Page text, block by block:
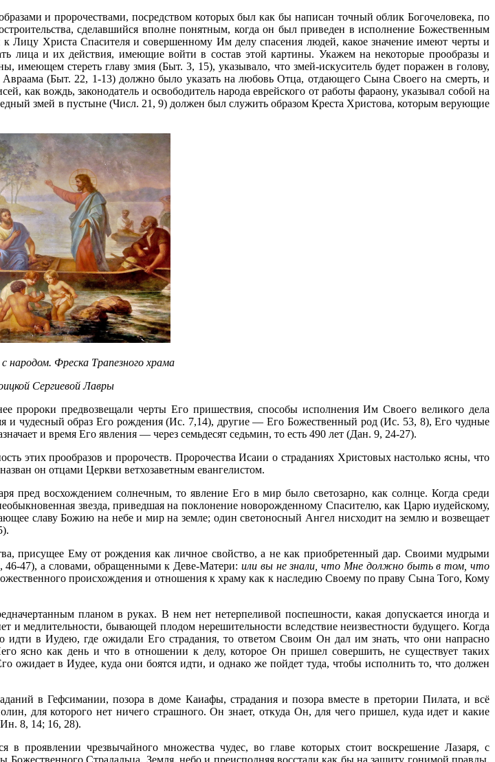
и пророчествами, посредством которых был как бы написан точный облик Богочеловека, по
сделавшийся вполне понятным, когда он был при­веден в исполнение Божественным
Лицу Христа Спасителя и совершенному Им делу спасения людей, какое значение имеют черты и
лица и их действия, имею­щие войти в состав этой картины. Укажем на некоторые прообразы и
имеющем стереть главу змия (Быт. 3, 15), ука­зывало, что змей-искуситель будет поражен в голову,
(Быт. 22, 1-13) должно было указать на любовь Отца, отдающего Сына Своего на смерть, и
вождь, законодатель и освободитель народа еврейского от работы фараону, указывал собой на
змей в пустыне (Числ. 21, 9) должен был служить образом Креста Христова, которым верующие
народом. Фреска Трапезного храма
Сергиевой Лавры
пророки предвозвещали черты Его пришествия, способы исполнения Им Своего великого дела
и чудес­ный образ Его рождения (Ис. 7,14), другие — Его Божественный род (Ис. 53, 8), Его чудные
и время Его явле­ния — через семьдесят седьмин, то есть 490 лет (Дан. 9, 24-27).
этих прообразов и пророчеств. Пророчества Исаии о страданиях Христовых настолько ясны, что
он отцами Церкви ветхозаветным евангелистом.
пред восхождением солнечным, то явление Его в мир было светозарно, как солнце. Когда среди
звезда, приведшая на поклонение новорожденному Спасителю, как Царю иудейскому,
славу Божию на небе и мир на земле; один светоносный Ангел нисходит на землю и возвещает
присущее Ему от рождения как личное свойство, а не как приобретенный дар. Своими мудрыми
47), а словами, обращенными к Деве-Матери: или вы не знали, что Мне должно быть в том, что
происхождения и отношения к храму как к наследию Своему по праву Сына Того, Кому
планом в руках. В нем нет нетер­пеливой поспешности, какая допускается иногда и
медлительности, бывающей плодом нерешительности вследствие неизвестности будущего. Когда
идти в Иудею, где ожи­дали Его страдания, то ответом Своим Он дал им знать, что они напрасно
ясно как день и что в отношении к делу, которое Он пришел совершить, не существует таких
ожидает в Иудее, куда они боятся идти, и однако же пойдет туда, чтобы испол­нить то, что должен
в Гефсимании, позора в доме Каиафы, страдания и позора вместе в претории Пилата, и всё
для которого нет ничего страшного. Он знает, откуда Он, для чего пришел, куда идет и какие
8, 14; 16, 28).
проявлении чрезвычайного множества чудес, во главе которых стоит воскрешение Лазаря, с
Страдальца. Земля, небо и преисподняя восстали как бы на защиту гонимой правды.